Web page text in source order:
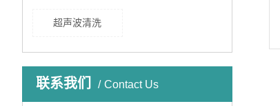
超声波清洗
联系我们 Contact Us